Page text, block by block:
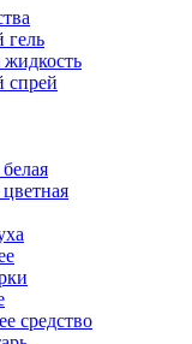
гель
жидкость
спрей
средство